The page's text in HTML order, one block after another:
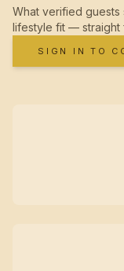
What verified guests
lifestyle fit — straight
SIGN IN TO